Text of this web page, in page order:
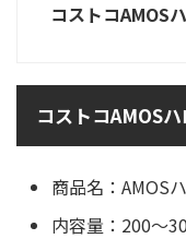
コストコAMOS
コストコAMOS
商品名：AMOS
内容量：200〜